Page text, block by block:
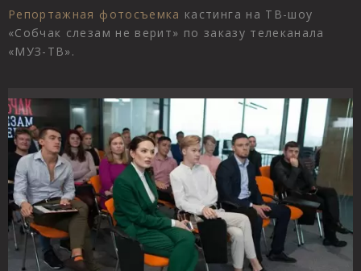
Репортажная фотосъемка кастинга на ТВ-шоу
«Собчак слезам не верит» по заказу телеканала
«МУЗ-ТВ».